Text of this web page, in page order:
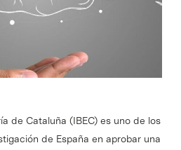
de Cataluña (IBEC) es uno de los
de España en aprobar una